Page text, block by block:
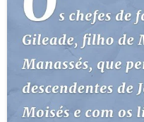
ESBOÇOS DE PREGAÇÃO
TEMAS
PERGUNTE À BÍBLIA IA